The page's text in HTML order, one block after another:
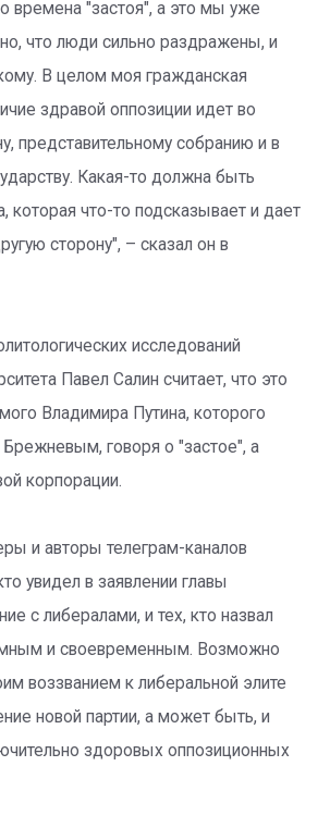
времена "застоя", а это мы уже
что люди сильно раздражены, и
В целом моя гражданская
здравой оппозиции идет во
представительному собранию и в
Какая-то должна быть
которая что-то подсказывает и дает
сторону", – сказал он в
исследований
Павел Салин считает, что это
Владимира Путина, которого
Брежневым, говоря о "застое", а
корпорации.
и авторы телеграм-каналов
увидел в заявлении главы
с либералами, и тех, кто назвал
и своевременным. Возможно
воззванием к либеральной элите
новой партии, а может быть, и
здоровых оппозиционных